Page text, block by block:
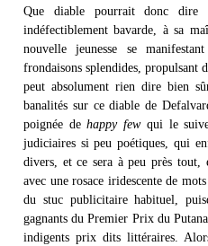
Que diable pourrait donc dire
indéfectiblement bavarde, à sa
nouvelle jeunesse se
frondaisons splendides, propulsant
peut absolument rien dire bien
banalités sur ce diable de
poignée dehappy fewqui le
judiciaires si peu poétiques, qui
divers, et ce sera à peu près tout,
avec une rosace iridescente de
du stuc publicitaire habituel,
gagnants du Premier Prix du
indigents prix dits littéraires.